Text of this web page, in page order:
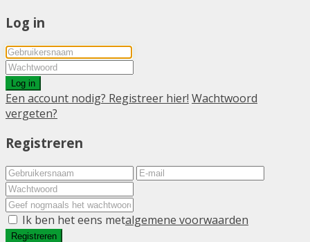
Log in
Log in
Een account nodig? Registreer hier! Wachtwoord
vergeten?
Registreren
Ik ben het eens metalgemene voorwaarden
Registreren